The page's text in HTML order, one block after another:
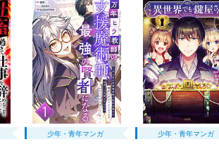
少年・青年マンガ 少年・青年マンガ